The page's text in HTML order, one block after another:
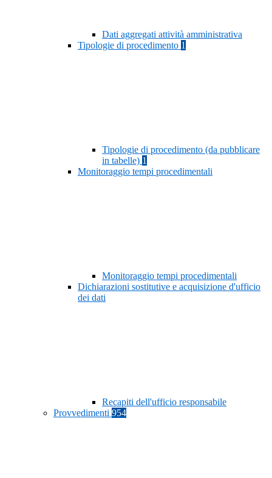
Dati aggregati attività amministrativa
Tipologie di procedimento 1
Tipologie di procedimento (da pubblicare
in tabelle) 1
Monitoraggio tempi procedimentali
Monitoraggio tempi procedimentali
Dichiarazioni sostitutive e acquisizione d'ufficio
dei dati
Recapiti dell'ufficio responsabile
Provvedimenti 954